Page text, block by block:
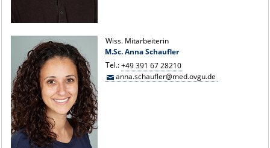
Wiss. Mitarbeiterin
M.Sc. Anna Schaufler
Tel.:+49 391 67 28210
anna.schaufler@med.ovgu.de